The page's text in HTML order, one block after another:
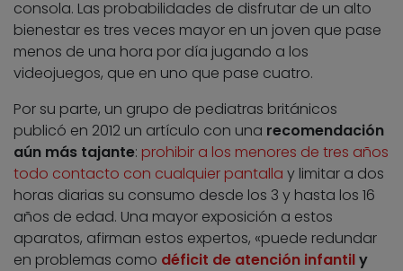
consola. Las probabilidades de disfrutar de un alto
bienestar es tres veces mayor en un joven que pase
menos de una hora por día jugando a los
videojuegos, que en uno que pase cuatro.
Por su parte, un grupo de pediatras británicos
publicó en 2012 un artículo con una recomendación
aún más tajante: prohibir a los menores de tres años
todo contacto con cualquier pantalla y limitar a dos
horas diarias su consumo desde los 3 y hasta los 16
años de edad. Una mayor exposición a estos
aparatos, afirman estos expertos, «puede redundar
en problemas como déficit de atención infantily